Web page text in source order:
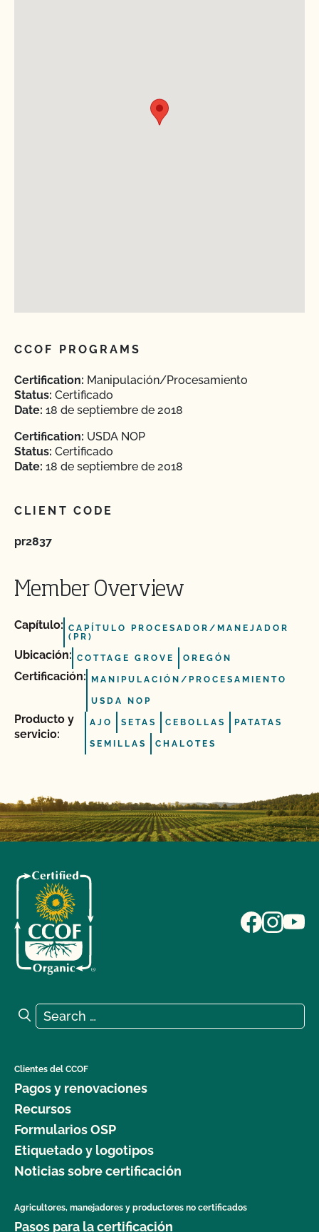
CCOF PROGRAMS
Certification: Manipulación/Procesamiento
Status: Certificado
Date: 18 de septiembre de 2018
Certification: USDA NOP
Status: Certificado
Date: 18 de septiembre de 2018
CLIENT CODE
pr2837
Member Overview
Capítulo: CAPÍTULO PROCESADOR/MANEJADOR
(PR)
Ubicación: COTTAGE GROVE OREGÓN
Certificación: MANIPULACIÓN/PROCESAMIENTO
USDA NOP
Producto y
servicio:
AJO SETAS CEBOLLAS PATATAS
SEMILLAS CHALOTES
Search for:
Search
Clientes del CCOF
Pagos y renovaciones
Recursos
Formularios OSP
Etiquetado y logotipos
Noticias sobre certificación
Agricultores, manejadores y productores no certificados
Pasos para la certificación